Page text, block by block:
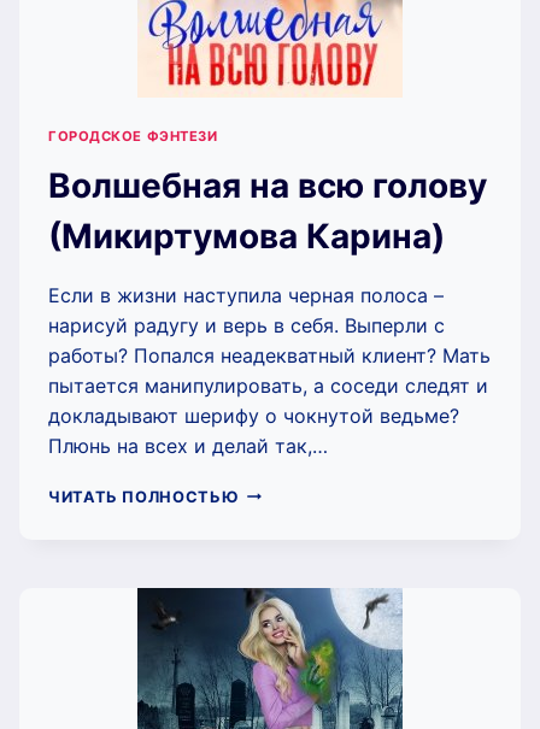
ГОРОДСКОЕ ФЭНТЕЗИ
Волшебная на всю голову
(Микиртумова Карина)
Если в жизни наступила черная полоса –
нарисуй радугу и верь в себя. Выперли с
работы? Попался неадекватный клиент? Мать
пытается манипулировать, а соседи следят и
докладывают шерифу о чокнутой ведьме?
Плюнь на всех и делай так,…
ЧИТАТЬ ПОЛНОСТЬЮ ВОЛШЕБНАЯ
(МИКИРТУМОВА
КАРИНА)